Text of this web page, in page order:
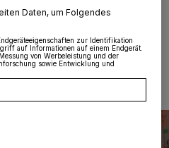
Minute Lesezeit
Daten, um Folgendes
zur Identifikation
auf Informationen auf einem Endgerät.
von Werbeleistung und der
sowie Entwicklung und